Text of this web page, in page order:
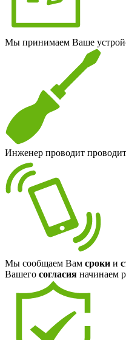
Мы принимаем Ваше
Инженер проводит проводит
Мы сообщаем Вам сроки и
Вашего согласия начинаем